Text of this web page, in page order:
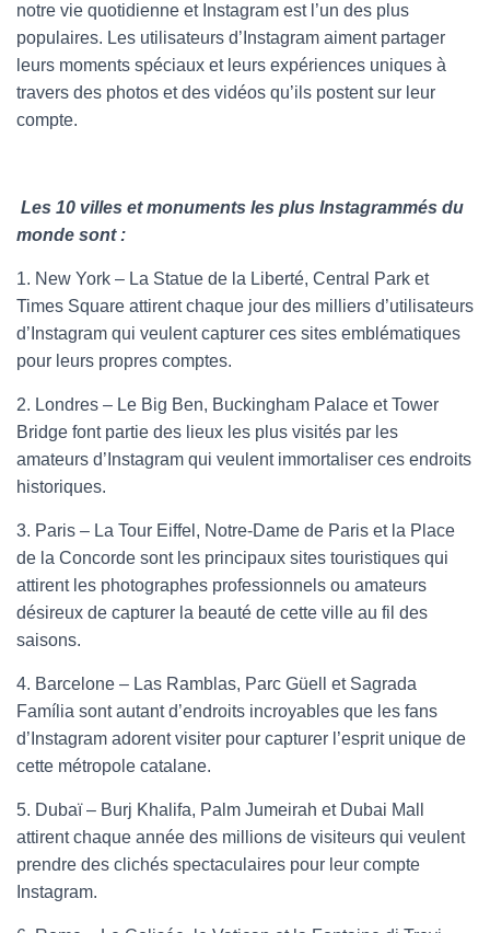
notre vie quotidienne et Instagram est l’un des plus
populaires. Les utilisateurs d’Instagram aiment partager
leurs moments spéciaux et leurs expériences uniques à
travers des photos et des vidéos qu’ils postent sur leur
compte.
Les 10 villes et monuments les plus Instagrammés du
monde sont :
1. New York – La Statue de la Liberté, Central Park et
Times Square attirent chaque jour des milliers d’utilisateurs
d’Instagram qui veulent capturer ces sites emblématiques
pour leurs propres comptes.
2. Londres – Le Big Ben, Buckingham Palace et Tower
Bridge font partie des lieux les plus visités par les
amateurs d’Instagram qui veulent immortaliser ces endroits
historiques.
3. Paris – La Tour Eiffel, Notre-Dame de Paris et la Place
de la Concorde sont les principaux sites touristiques qui
attirent les photographes professionnels ou amateurs
désireux de capturer la beauté de cette ville au fil des
saisons.
4. Barcelone – Las Ramblas, Parc Güell et Sagrada
Família sont autant d’endroits incroyables que les fans
d’Instagram adorent visiter pour capturer l’esprit unique de
cette métropole catalane.
5. Dubaï – Burj Khalifa, Palm Jumeirah et Dubai Mall
attirent chaque année des millions de visiteurs qui veulent
prendre des clichés spectaculaires pour leur compte
Instagram.